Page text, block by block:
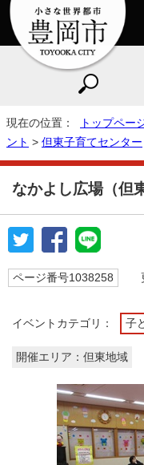
現在の位置： トップペー
ント > 但東子育てセンター
なかよし広場（但
ページ番号1038258
イベントカテゴリ： 子
開催エリア：但東地域